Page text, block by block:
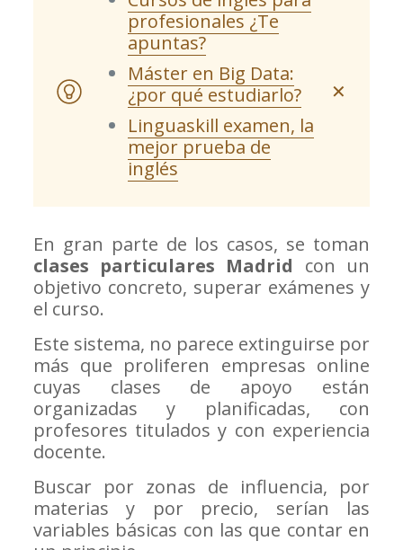
profesionales ¿Te
apuntas?
Máster en Big Data:
¿por qué estudiarlo?
Linguaskill examen, la
mejor prueba de
inglés
✕
En gran parte de los casos, se toman
clases particulares Madrid con un
objetivo concreto, superar exámenes y
el curso.
Este sistema, no parece extinguirse por
más que proliferen empresas online
cuyas clases de apoyo están
organizadas y planificadas, con
profesores titulados y con experiencia
docente.
Buscar por zonas de influencia, por
materias y por precio, serían las
variables básicas con las que contar en